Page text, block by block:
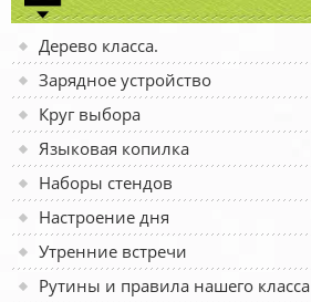
Дерево класса.
Зарядное устройство
Круг выбора
Языковая копилка
Наборы стендов
Настроение дня
Утренние встречи
Рутины и правила нашего класса